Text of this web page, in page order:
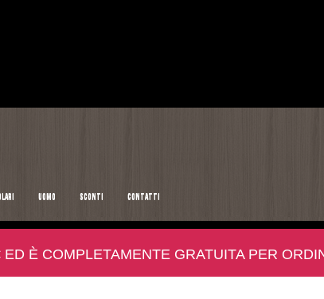
UOMO SCONTI CONTATTI
È COMPLETAMENTE GRATUITA PER